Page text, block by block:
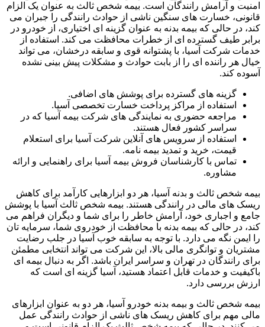
امنیت و آرامش رانندگان است. بیمه شخص ثالث به عنوان یک الزام
قانونی، خسارت های سنگین ناشی از حوادث رانندگی را جبران می
کند، در حالی که بیمه بدنه به عنوان گزینه ای اختیاری، از خودرو در
برابر طیف گسترده ای از خطرات محافظت می کند. استفاده از
خدمات شرکت آسیا، با پشتوانه قوی و سابقه درخشان، می تواند
خیال هر راننده ای را از بابت حوادث و مشکلات پیش بینی نشده
آسوده کند.
گزینه های گسترده برای پوشش های اضافی.
استفاده از مراکز پرداخت خسارت تخصصی آسیا.
مراجعه حضوری به نمایندگی های شرکت بیمه آسیا که در
سراسر کشور فعال هستند.
استفاده از سرویس های آنلاین شرکت آسیا برای استعلام
قیمت، خرید و تمدید بیمه نامه.
تماس با کارشناسان فروش بیمه آسیا برای راهنمایی و ارائه
مشاوره.
بیمه شخص ثالث و بدنه آسیا، هر دو ابزارهایی کارآمد برای کاهش
ریسک های مالی در رانندگی هستند. بیمه شخص ثالث آسیا با پوشش
جامع و اجباری خود، آرامش خاطر را برای شما و دیگران فراهم می
کند، در حالی که بیمه بدنه با محافظت از خودروی شما، سرمایه تان
را ایمن نگه می دارد. با توجه به سابقه خوب آسیا در جلب رضایت
مشتریان و توانگری مالی بالا، این شرکت می تواند انتخابی مطمئن
برای رانندگان در تهران و سراسر ایران باشد. اگر به دنبال بیمه ای
باکیفیت و خدمات قابل اعتماد هستید، آسیا گزینه ای است که
ارزش بررسی دارد.
بیمه شخص ثالث و بیمه بدنه خودرو آسیا، هر دو به عنوان ابزارهای
مالی مهم برای کاهش ریسک های ناشی از حوادث رانندگی عمل